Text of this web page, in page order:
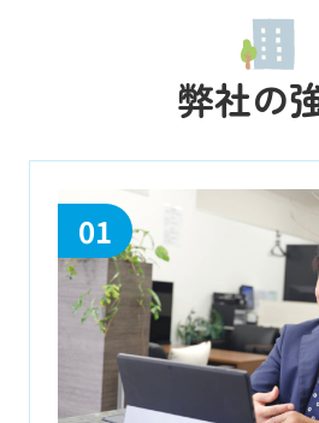
名古屋市西区
分・不動産売
しい口コミを
んにちは。名
に、周辺エリ
買取に強い「
続不動産売却セ
株式会...
弊社の
01